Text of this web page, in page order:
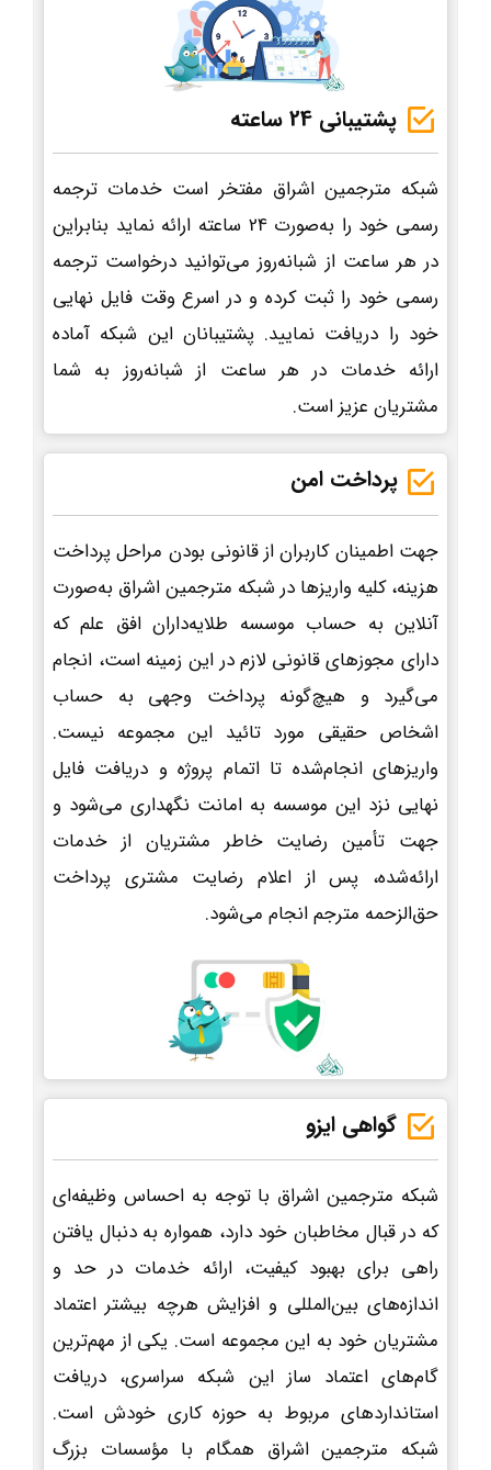
پشتیبانی 24 ساعته
شبکه مترجمین اشراق مفتخر است خدمات ترجمه
رسمی خود را به‌صورت 24 ساعته ارائه نماید بنابراین
در هر ساعت از شبانه‌روز می‌توانید درخواست ترجمه
رسمی خود را ثبت کرده و در اسرع وقت فایل نهایی
خود را دریافت نمایید. پشتیبانان این شبکه آماده
ارائه خدمات در هر ساعت از شبانه‌روز به شما
مشتریان عزیز است.
پرداخت امن
جهت اطمینان کاربران از قانونی بودن مراحل پرداخت
هزینه، کلیه واریزها در شبکه مترجمین اشراق به‌صورت
آنلاین به حساب موسسه طلایه‌داران افق علم که
دارای مجوزهای قانونی لازم در این زمینه است، انجام
می‌گیرد و هیچ‌گونه پرداخت وجهی به حساب
اشخاص حقیقی مورد تائید این مجموعه نیست.
واریزهای انجام‌شده تا اتمام پروژه و دریافت فایل
نهایی نزد این موسسه به امانت نگهداری می‌شود و
جهت تأمین رضایت خاطر مشتریان از خدمات
ارائه‌شده، پس از اعلام رضایت مشتری پرداخت
حق‌الزحمه مترجم انجام می‌شود.
گواهی ایزو
شبکه مترجمین اشراق با توجه به احساس وظیفه‌ای
که در قبال مخاطبان خود دارد، همواره به دنبال یافتن
راهی برای بهبود کیفیت، ارائه خدمات در حد و
اندازه‌های بین‌المللی و افزایش هرچه بیشتر اعتماد
مشتریان خود به این مجموعه است. یکی از مهم‌ترین
گام‌های اعتماد ساز این شبکه سراسری، دریافت
استانداردهای مربوط به حوزه کاری خودش است.
شبکه مترجمین اشراق همگام با مؤسسات بزرگ